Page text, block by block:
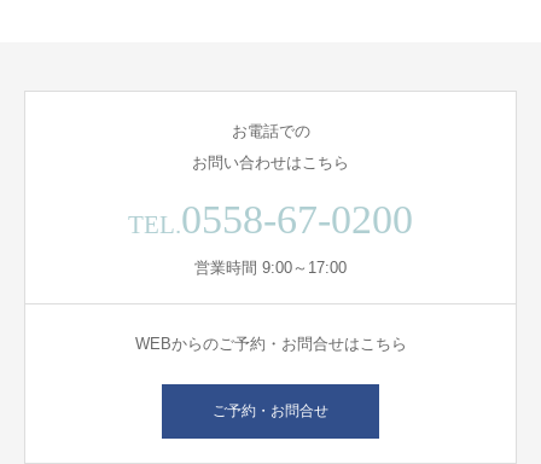
お電話での
お問い合わせはこちら
TEL.0558-67-0200
営業時間 9:00～17:00
WEBからのご予約・お問合せはこちら
ご予約・お問合せ